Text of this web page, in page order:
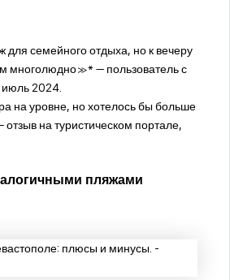
семейного отдыха, но к вечеру
многолюдно»* — пользователь с
2024.
на уровне, но хотелось бы больше
на туристическом портале,
пляжами